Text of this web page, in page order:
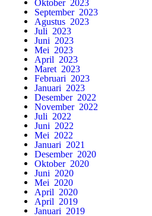
September 2023
Agustus 2023
Juli 2023
Juni 2023
Mei 2023
April 2023
Maret 2023
Februari 2023
Januari 2023
Desember 2022
November 2022
Juli 2022
Juni 2022
Mei 2022
Januari 2021
Desember 2020
Oktober 2020
Juni 2020
Mei 2020
April 2020
April 2019
Januari 2019